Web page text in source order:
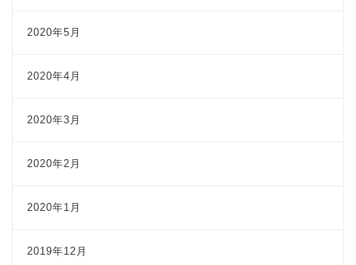
2020年5月
2020年4月
2020年3月
2020年2月
2020年1月
2019年12月